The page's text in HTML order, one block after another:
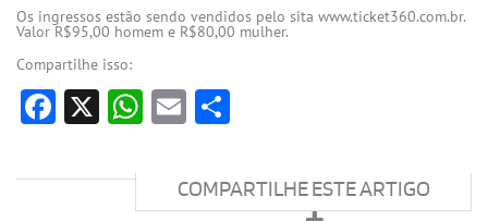
Os ingressos estão sendo vendidos pelo sita www.ticket360.com.br.
Valor R$95,00 homem e R$80,00 mulher.
Compartilhe isso:
Facebook
X WhatsApp
Email
COMPARTILHE ESTE ARTIGO